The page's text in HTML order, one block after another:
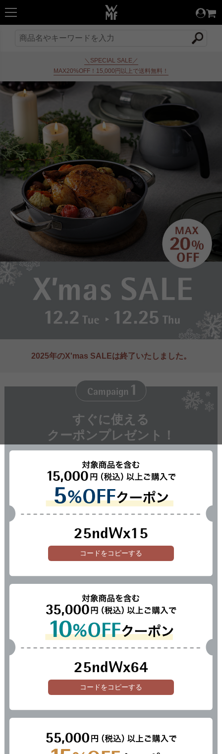
＼SPECIAL SALE／
MAX20%OFF！15,000円以上で送料無料！
2025年のX'mas SALEは終了いたしました。
Campaign 1
すぐに使える
クーポンプレゼント！
25ndWx15
コードをコピーする
25ndWx64
コードをコピーする